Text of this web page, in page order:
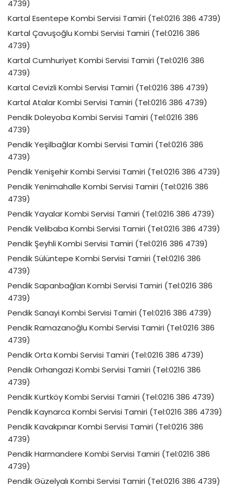
4739)
Kartal Esentepe Kombi Servisi Tamiri (Tel:0216 386 4739)
Kartal Çavuşoğlu Kombi Servisi Tamiri (Tel:0216 386
4739)
Kartal Cumhuriyet Kombi Servisi Tamiri (Tel:0216 386
4739)
Kartal Cevizli Kombi Servisi Tamiri (Tel:0216 386 4739)
Kartal Atalar Kombi Servisi Tamiri (Tel:0216 386 4739)
Pendik Doleyoba Kombi Servisi Tamiri (Tel:0216 386
4739)
Pendik Yeşilbağlar Kombi Servisi Tamiri (Tel:0216 386
4739)
Pendik Yenişehir Kombi Servisi Tamiri (Tel:0216 386 4739)
Pendik Yenimahalle Kombi Servisi Tamiri (Tel:0216 386
4739)
Pendik Yayalar Kombi Servisi Tamiri (Tel:0216 386 4739)
Pendik Velibaba Kombi Servisi Tamiri (Tel:0216 386 4739)
Pendik Şeyhli Kombi Servisi Tamiri (Tel:0216 386 4739)
Pendik Sülüntepe Kombi Servisi Tamiri (Tel:0216 386
4739)
Pendik Sapanbağları Kombi Servisi Tamiri (Tel:0216 386
4739)
Pendik Sanayi Kombi Servisi Tamiri (Tel:0216 386 4739)
Pendik Ramazanoğlu Kombi Servisi Tamiri (Tel:0216 386
4739)
Pendik Orta Kombi Servisi Tamiri (Tel:0216 386 4739)
Pendik Orhangazi Kombi Servisi Tamiri (Tel:0216 386
4739)
Pendik Kurtköy Kombi Servisi Tamiri (Tel:0216 386 4739)
Pendik Kaynarca Kombi Servisi Tamiri (Tel:0216 386 4739)
Pendik Kavakpınar Kombi Servisi Tamiri (Tel:0216 386
4739)
Pendik Harmandere Kombi Servisi Tamiri (Tel:0216 386
4739)
Pendik Güzelyalı Kombi Servisi Tamiri (Tel:0216 386 4739)